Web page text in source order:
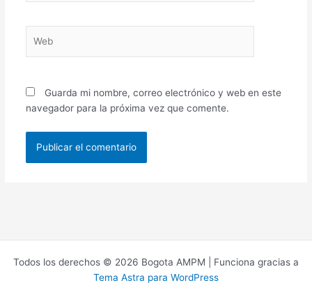
Guarda mi nombre, correo electrónico y web en este
navegador para la próxima vez que comente.
Todos los derechos © 2026 Bogota AMPM | Funciona gracias a
Tema Astra para WordPress